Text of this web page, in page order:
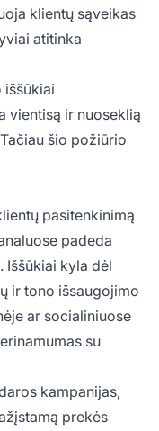
klientų sąveikas
atitinka
iššūkiai
vientisą ir nuoseklią
šio požiūrio
pasitenkinimą
padeda
Iššūkiai kyla dėl
ir tono išsaugojimo
ar socialiniuose
su
kampanijas,
prekės